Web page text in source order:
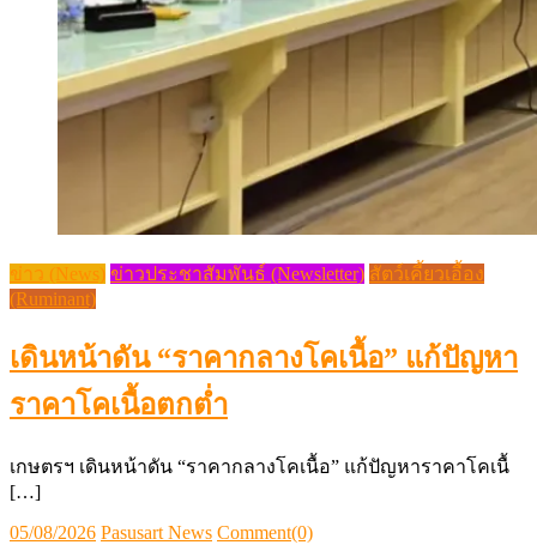
ข่าว (News) ข่าวประชาสัมพันธ์ (Newsletter) สัตว์เคี้ยวเอื้อง
(Ruminant)
เดินหน้าดัน “ราคากลางโคเนื้อ” แก้ปัญหา
ราคาโคเนื้อตกต่ำ
เกษตรฯ เดินหน้าดัน “ราคากลางโคเนื้อ” แก้ปัญหาราคาโคเนื้
[…]
Posted
05/08/2026 Author
Pasusart News Comment(0)